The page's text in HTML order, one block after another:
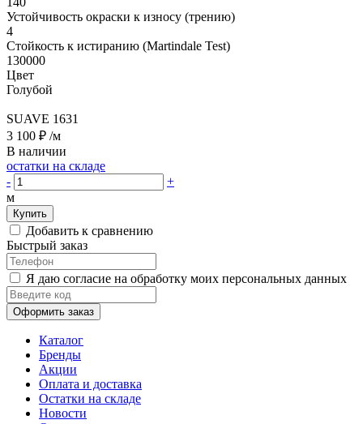
Устойчивость окраски к износу (трению)
4
Стойкость к истиранию (Martindale Test)
130000
Цвет
Голубой
SUAVE 1631
3 100 ₽ /м
В наличии
остатки на складе
-
+
м
Купить
Добавить к сравнению
Быстрый заказ
Я даю согласие на обработку моих персональных данных
Оформить заказ
Каталог
Бренды
Акции
Оплата и доставка
Остатки на складе
Новости